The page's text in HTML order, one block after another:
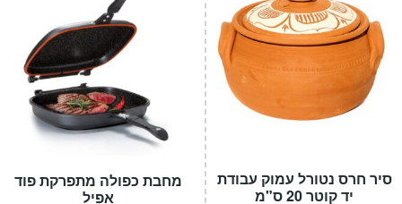
מחבת כפולה מתפרקת פוד
אפיל
סיר חרס נטורל עמוק עבודת
יד קוטר 20 ס"מ